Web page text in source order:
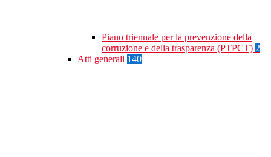
Piano triennale per la prevenzione della
corruzione e della trasparenza (PTPCT) 2
Atti generali 140